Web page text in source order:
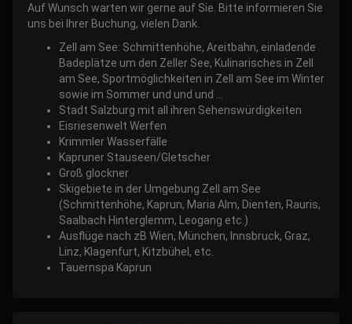
Auf Wunsch warten wir gerne auf Sie. Bitte informieren Sie
uns bei Ihrer Buchung, vielen Dank.
Zell am See: Schmittenhöhe, Areitbahn, einladende
Badeplätze um den Zeller See, Kulinarisches in Zell
am See, Sportmöglichkeiten in Zell am See im Winter
sowie im Sommer und und und ...
Stadt Salzburg mit all ihren Sehenswürdigkeiten
Eisriesenwelt Werfen
Krimmler Wasserfälle
Kapruner Stauseen/Gletscher
Groß glockner
Skigebiete in der Umgebung Zell am See
(Schmittenhöhe, Kaprun, Maria Alm, Dienten, Rauris,
Saalbach Hinterglemm, Leogang etc.)
Ausflüge nach zB Wien, München, Innsbruck, Graz,
Linz, Klagenfurt, Kitzbühel, etc.
Tauernspa Kaprun